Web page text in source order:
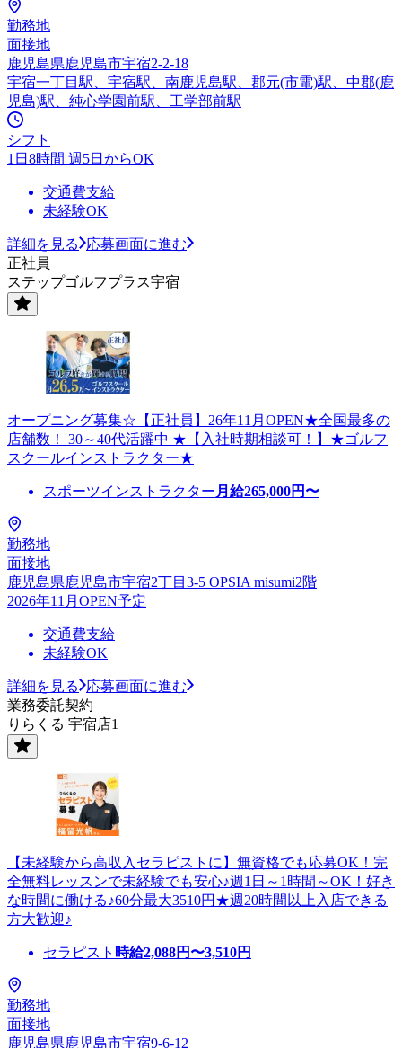
勤務地
面接地
鹿児島県鹿児島市宇宿2-2-18
宇宿一丁目駅、宇宿駅、南鹿児島駅、郡元(市電)駅、中郡(鹿
児島)駅、純心学園前駅、工学部前駅
シフト
1日8時間 週5日からOK
交通費支給
未経験OK
詳細を見る
応募画面に進む
正社員
ステップゴルフプラス宇宿
オープニング募集☆【正社員】26年11月OPEN★全国最多の
店舗数！ 30～40代活躍中 ★【入社時期相談可！】★ゴルフ
スクールインストラクター★
スポーツインストラクター 月給265,000円〜
勤務地
面接地
鹿児島県鹿児島市宇宿2丁目3-5 OPSIA misumi2階
2026年11月OPEN予定
交通費支給
未経験OK
詳細を見る
応募画面に進む
業務委託契約
りらくる 宇宿店1
【未経験から高収入セラピストに】無資格でも応募OK！完
全無料レッスンで未経験でも安心♪週1日～1時間～OK！好き
な時間に働ける♪60分最大3510円★週20時間以上入店できる
方大歓迎♪
セラピスト 時給2,088円〜3,510円
勤務地
面接地
鹿児島県鹿児島市宇宿9-6-12